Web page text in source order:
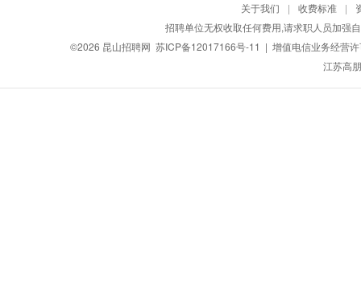
关于我们 | 收费标准 |
招聘单位无权收取任何费用,请求职人员加强
©2026 昆山招聘网 苏ICP备12017166号-11 | 增值电信业务经营
江苏高